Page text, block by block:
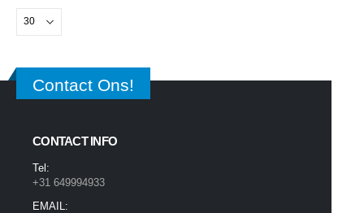
Contact Ons!
CONTACT INFO
Tel:
+31 649994933
EMAIL: